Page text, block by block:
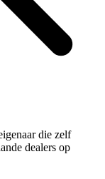
die zelf
dealers op